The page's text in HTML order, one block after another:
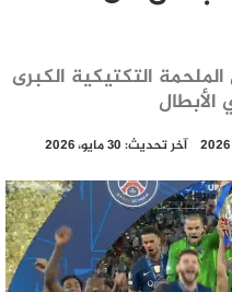
الملحمة التكتيكية الكبرى
آخر تحديث: 30 مايو، 2026